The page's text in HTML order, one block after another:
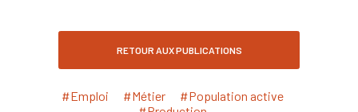
RETOUR AUX PUBLICATIONS
#Emploi #Métier
#Population active